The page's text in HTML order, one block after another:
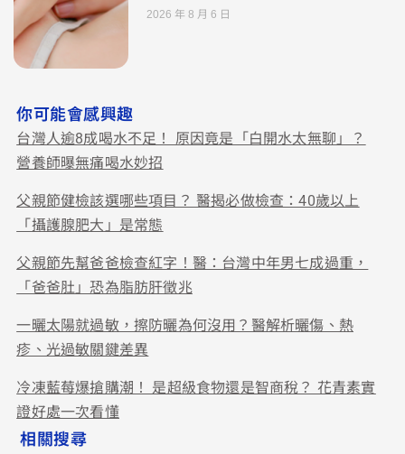
2026 年 8 月 6 日
你可能會感興趣
台灣人逾8成喝水不足！ 原因竟是「白開水太無聊」？
營養師曝無痛喝水妙招
父親節健檢該選哪些項目？ 醫揭必做檢查：40歲以上
「攝護腺肥大」是常態
父親節先幫爸爸檢查紅字！醫：台灣中年男七成過重，
「爸爸肚」恐為脂肪肝徵兆
一曬太陽就過敏，擦防曬為何沒用？醫解析曬傷、熱
疹、光過敏關鍵差異
冷凍藍莓爆搶購潮！ 是超級食物還是智商稅？ 花青素實
證好處一次看懂
相關搜尋